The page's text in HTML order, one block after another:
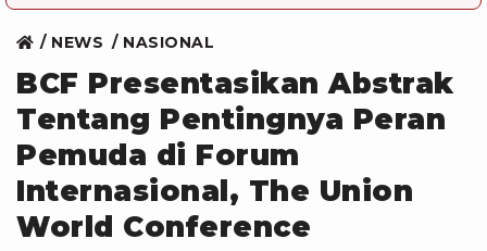
NEWS NASIONAL
BCF Presentasikan Abstrak
Tentang Pentingnya Peran
Pemuda di Forum
Internasional, The Union
World Conference